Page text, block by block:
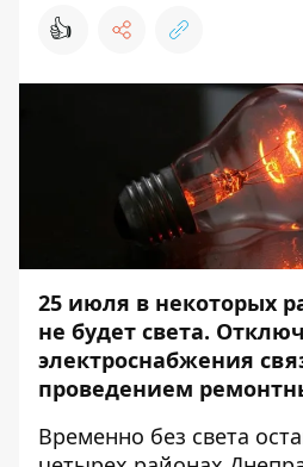
👍
25 июля в некоторых
не будет света.
электроснабжения
проведением
Временно без света